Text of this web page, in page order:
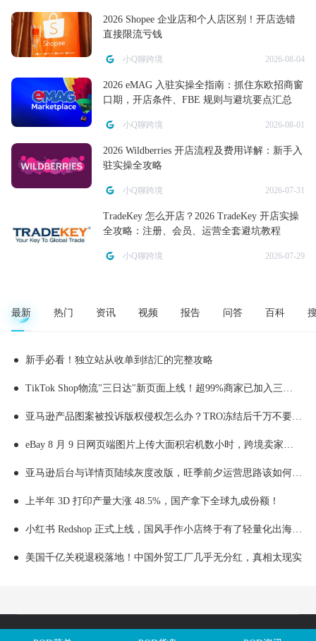
2026 Shopee 企业店和个人店区别！开店选错
直接限流亏钱
小Q聊跨境 2026-08-04
2026 eMAG 入驻实操全指南：抓住东欧招商窗
口期，开店条件、FBE 规则与避坑要点汇总
小Q聊跨境 2026-08-01
2026 Wildberries 开店流程及费用详解：新手入
驻实操全攻略
小Q聊跨境 2026-07-31
TradeKey 怎么开店？2026 TradeKey 开店实操
全攻略：注册、会员、运营全套避坑教程
小Q聊跨境 2026-07-29
最新 热门 资讯 视频 报告 问答 百科
新手必看！独立站从收单到结汇的完整攻略
TikTok Shop物流"三日达"新页面上线！超99%商家已加入三日达，50%稳定达成三日履约
亚马逊产品图案被投诉版权侵权怎么办？TRO冻结后千万不要乱操作
eBay 8 月 9 日网页端图片上传大面积宕机数小时，跨境卖家上新受阻附实操应急处理办法
亚马逊后台与详情页陆续灰度改版，旺季前夕运营思路该如何顺势调整
上半年 3D 打印产量大涨 48.5%，国产拿下全球九成份额！
小红书 Redshop 正式上线，国风手作小店终于有了轻量化出海新渠道
美国千亿关税退税落地！中国外贸工厂几乎无分红，真相太现实
Copyright @全球定制网All Rights Reserved. 闽ICP备2025106563号